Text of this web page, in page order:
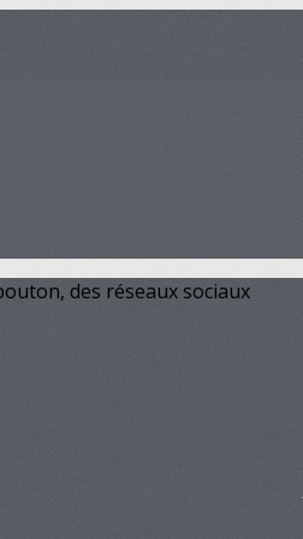
des réseaux sociaux